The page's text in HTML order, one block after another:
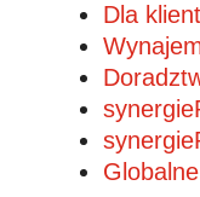
Dla